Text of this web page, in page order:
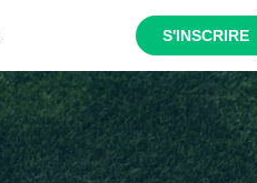
S'INSCRIRE